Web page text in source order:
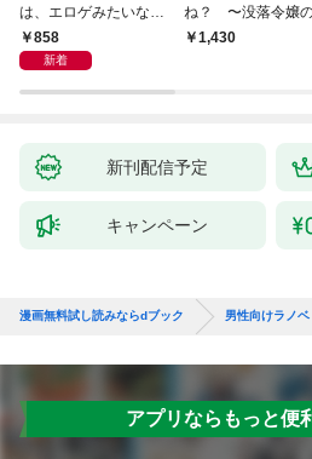
は、エロゲみたいなこ
と全部シてほしい【電
子ＳＳ特典付き】
858
新着
ね？ 〜没落令嬢の
外楽しい領地改革〜
1,430
新刊配信予定
キャンペーン
漫画無料試し読みならdブック 男性向けラノベ
アプリならもっと便